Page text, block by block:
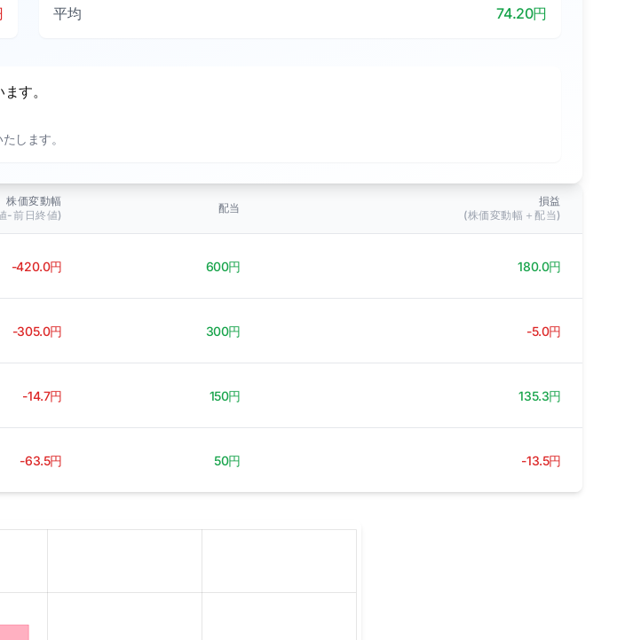
平均
74.20円
す。
します。
株価変動幅
-前日終値)
配当
損益
(株価変動幅＋配当)
-420.0円 600円 180.0円
-305.0円 300円 -5.0円
-14.7円 150円 135.3円
-63.5円 50円 -13.5円